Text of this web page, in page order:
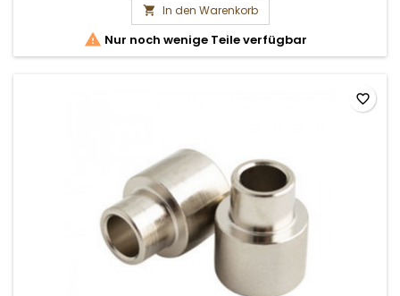
 In den Warenkorb
 Nur noch wenige Teile verfügbar
favorite_border